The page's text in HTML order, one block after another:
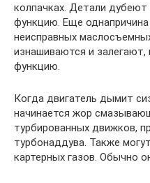
колпачках. Детали
функцию. Еще
неисправных
изнашиваются и
функцию.
Когда двигатель дымит
начинается жор
турбированных движков,
турбонаддува. Также
картерных газов. Обычно